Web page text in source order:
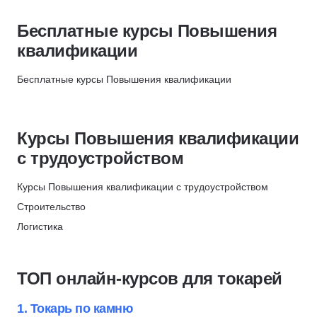
НЦПО
День рождения
Педагогика751
Языки142
Повышение квалификации1026
Инженер-сметчик
Администратор гостиницы
Строительство
Логистика
Риелтор
Энергетика
Техносферная безопасность
Рабочие профессии
Бесплатные курсы Повышения
квалификации
Бесплатные курсы Повышения квалификации
Курсы Повышения квалификации
с трудоустройством
Курсы Повышения квалификации с трудоустройством
Строительство
Логистика
Государственное и муниципальное управление (ГМУ)
Транспортная логистика
ТОП онлайн-курсов для токарей
1. Токарь по камню